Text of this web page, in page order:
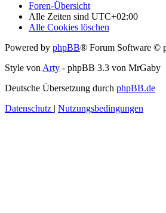
Foren-Übersicht
Alle Zeiten sind UTC+02:00
Alle Cookies löschen
Powered by phpBB® Forum Software ©
Style vonArty - phpBB 3.3 von MrGaby
Deutsche Übersetzung durch phpBB.de
Datenschutz | Nutzungsbedingungen